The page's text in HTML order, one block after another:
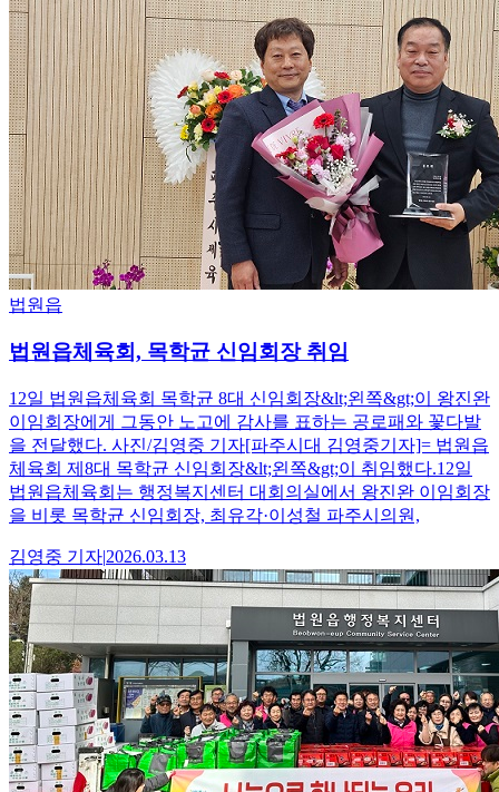
법원읍
법원읍체육회, 목학균 신임회장 취임
12일 법원읍체육회 목학균 8대 신임회장&lt;왼쪽&gt;이 왕진완
이임회장에게 그동안 노고에 감사를 표하는 공로패와 꽃다발
을 전달했다. 사진/김영중 기자[파주시대 김영중기자]= 법원읍
체육회 제8대 목학균 신임회장&lt;왼쪽&gt;이 취임했다.12일
법원읍체육회는 행정복지센터 대회의실에서 왕진완 이임회장
을 비롯 목학균 신임회장, 최유각·이성철 파주시의원,
김영중 기자|2026.03.13